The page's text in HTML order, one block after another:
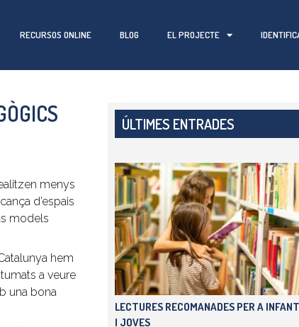
RECURSOS ONLINE BLOG EL PROJECTE
menys
d’espais
models
hem
a veure
una bona
ÚLTIMES ENTRADES
LECTURES RECOMANADES PER A
I JOVES